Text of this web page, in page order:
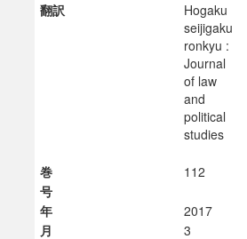
翻訳
Hogaku
seijigaku
ronkyu :
Journal
of law
and
political
studies
巻
112
号
年
2017
月
3